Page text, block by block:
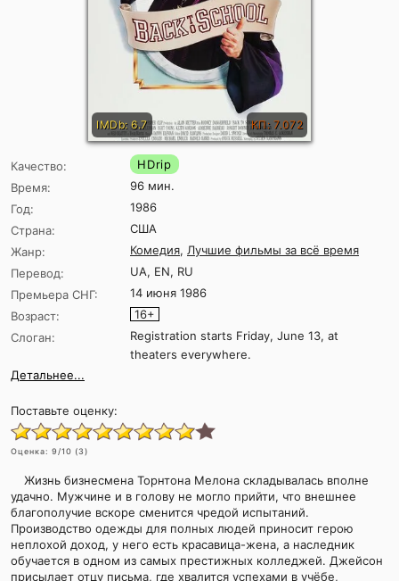
IMDb: 6.7 КП: 7.072
Качество:
HDrip
Время:
96 мин.
Год:
1986
Страна:
США
Жанр:
Комедия, Лучшие фильмы за всё время
Перевод:
UA, EN, RU
Премьера СНГ:
14 июня 1986
Возраст:
16+
Слоган:
Registration starts Friday, June 13, at
theaters everywhere.
Детальнее...
Поставьте оценку:
Оценка: 9/10 (3)
Жизнь бизнесмена Торнтона Мелона складывалась вполне
удачно. Мужчине и в голову не могло прийти, что внешнее
благополучие вскоре сменится чредой испытаний.
Производство одежды для полных людей приносит герою
неплохой доход, у него есть красавица-жена, а наследник
обучается в одном из самых престижных колледжей. Джейсон
присылает отцу письма, где хвалится успехами в учёбе,